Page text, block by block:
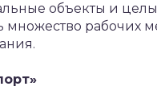
объекты и
множество рабочих